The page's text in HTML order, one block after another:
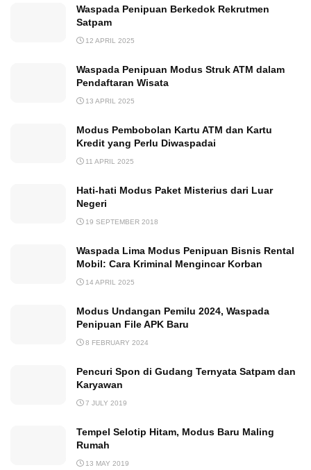
Waspada Penipuan Berkedok Rekrutmen
Satpam
12 APRIL 2025
Waspada Penipuan Modus Struk ATM dalam
Pendaftaran Wisata
13 APRIL 2025
Modus Pembobolan Kartu ATM dan Kartu
Kredit yang Perlu Diwaspadai
11 APRIL 2025
Hati-hati Modus Paket Misterius dari Luar
Negeri
19 SEPTEMBER 2018
Waspada Lima Modus Penipuan Bisnis Rental
Mobil: Cara Kriminal Mengincar Korban
14 APRIL 2025
Modus Undangan Pemilu 2024, Waspada
Penipuan File APK Baru
8 FEBRUARY 2024
Pencuri Spon di Gudang Ternyata Satpam dan
Karyawan
7 JULY 2019
Tempel Selotip Hitam, Modus Baru Maling
Rumah
13 MAY 2019